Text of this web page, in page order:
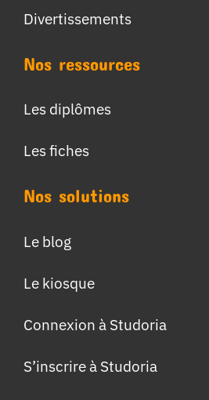
Divertissements
Nos ressources
Les diplômes
Les fiches
Nos solutions
Le blog
Le kiosque
Connexion à Studoria
S’inscrire à Studoria